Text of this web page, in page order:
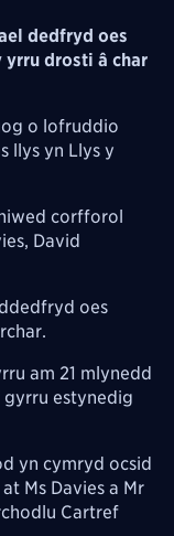
dedfryd oes
drosti â char
o lofruddio
llys yn Llys y
corfforol
David
oes
am 21 mlynedd
estynedig
yn cymryd ocsid
Ms Davies a Mr
Cartref